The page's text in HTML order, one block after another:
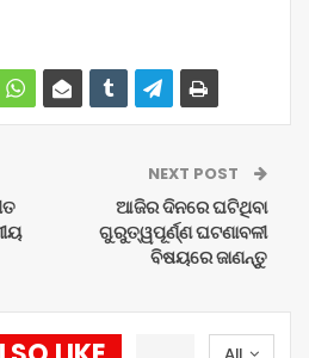
NEXT POST
ଆଜିର ଦିନରେ ଘଟିଥିବା
ଗୁରୁତ୍ୱପୂର୍ଣ୍ଣ ଘଟଣାବଳୀ
ବିଷୟରେ ଜାଣନ୍ତୁ